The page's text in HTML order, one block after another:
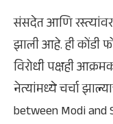
संसदेत आणि
झाली आहे. ही कोंडी
विरोधी पक्षही
नेत्यांमध्ये चर्चा
between Modi and